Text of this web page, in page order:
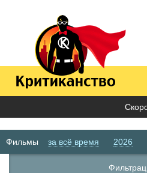
Фильмы за всё время 2026